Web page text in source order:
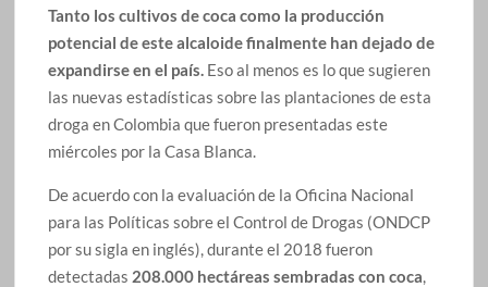
Tanto los cultivos de coca como la producción
potencial de este alcaloide finalmente han dejado de
expandirse en el país. Eso al menos es lo que sugieren
las nuevas estadísticas sobre las plantaciones de esta
droga en Colombia que fueron presentadas este
miércoles por la Casa Blanca.
De acuerdo con la evaluación de la Oficina Nacional
para las Políticas sobre el Control de Drogas (ONDCP
por su sigla en inglés), durante el 2018 fueron
detectadas 208.000 hectáreas sembradas con coca,